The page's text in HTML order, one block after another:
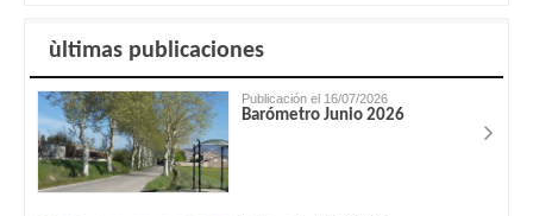
ùltimas publicaciones
Publicación el 16/07/2026
Barómetro Junio 2026